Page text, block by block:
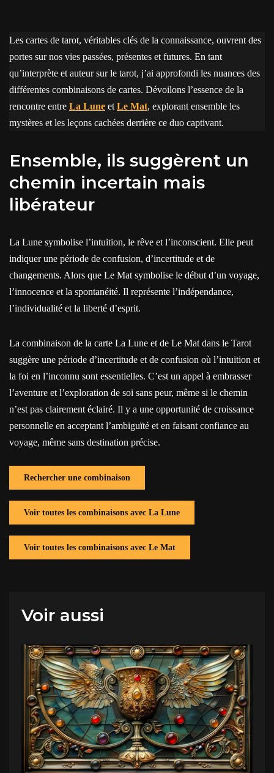
Les cartes de tarot, véritables clés de la connaissance, ouvrent des
portes sur nos vies passées, présentes et futures. En tant
qu’interprète et auteur sur le tarot, j’ai approfondi les nuances des
différentes combinaisons de cartes. Dévoilons l’essence de la
rencontre entre La Lune et Le Mat, explorant ensemble les
mystères et les leçons cachées derrière ce duo captivant.
Ensemble, ils suggèrent un
chemin incertain mais
libérateur
La Lune symbolise l’intuition, le rêve et l’inconscient. Elle peut
indiquer une période de confusion, d’incertitude et de
changements. Alors que Le Mat symbolise le début d’un voyage,
l’innocence et la spontanéité. Il représente l’indépendance,
l’individualité et la liberté d’esprit.
La combinaison de la carte La Lune et de Le Mat dans le Tarot
suggère une période d’incertitude et de confusion où l’intuition et
la foi en l’inconnu sont essentielles. C’est un appel à embrasser
l’aventure et l’exploration de soi sans peur, même si le chemin
n’est pas clairement éclairé. Il y a une opportunité de croissance
personnelle en acceptant l’ambiguïté et en faisant confiance au
voyage, même sans destination précise.
Rechercher une combinaison
Voir toutes les combinaisons avec La Lune
Voir toutes les combinaisons avec Le Mat
Voir aussi